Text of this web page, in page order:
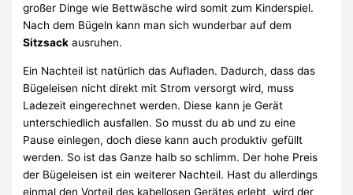
großer Dinge wie Bettwäsche wird somit zum Kinderspiel.
Nach dem Bügeln kann man sich wunderbar auf dem
Sitzsack ausruhen.
Ein Nachteil ist natürlich das Aufladen. Dadurch, dass das
Bügeleisen nicht direkt mit Strom versorgt wird, muss
Ladezeit eingerechnet werden. Diese kann je Gerät
unterschiedlich ausfallen. So musst du ab und zu eine
Pause einlegen, doch diese kann auch produktiv gefüllt
werden. So ist das Ganze halb so schlimm. Der hohe Preis
der Bügeleisen ist ein weiterer Nachteil. Hast du allerdings
einmal den Vorteil des kabellosen Gerätes erlebt, wird der